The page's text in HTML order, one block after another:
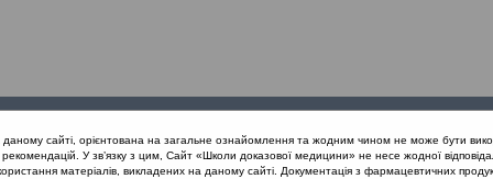
заходи
проекту
даному сайті, орієнтована на загальне ознайомлення та жодним чином не може бути
У зв’язку з цим, Сайт «Школи доказової медицини» не несе жодної
матеріалів, викладених на даному сайті. Документація з фармацевтичних